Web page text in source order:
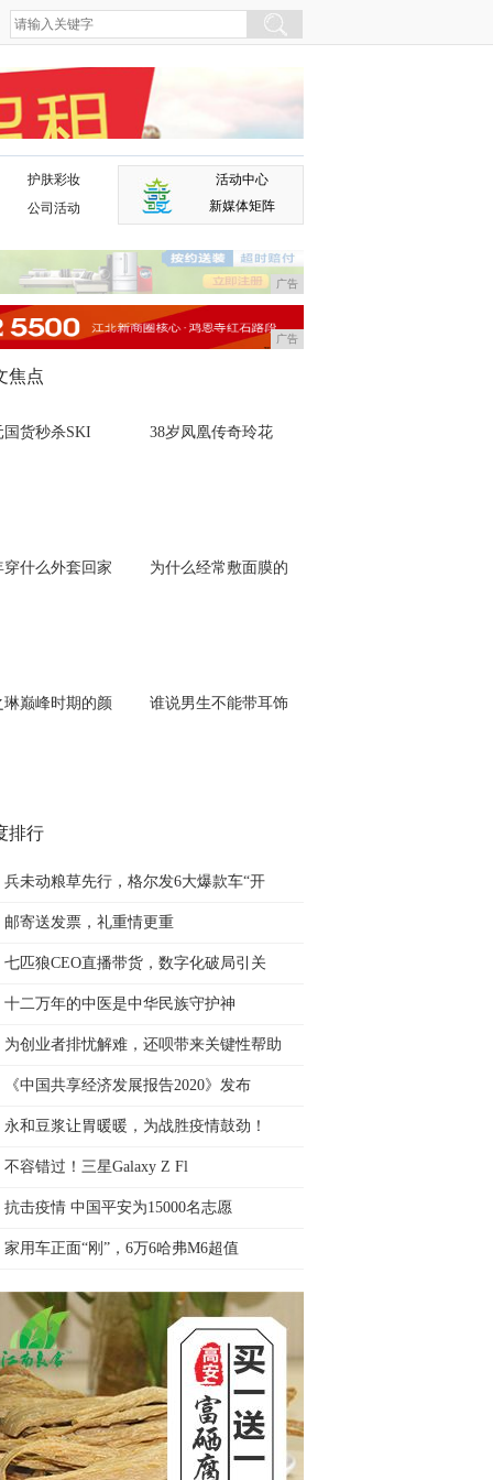
护肤彩妆
公司活动
活动中心
新媒体矩阵
广告
广告
焦点
国货秒杀SKI 38岁凤凰传奇玲花
穿什么外套回家 为什么经常敷面膜的
琳巅峰时期的颜 谁说男生不能带耳饰
排行
兵未动粮草先行，格尔发6大爆款车“开
邮寄送发票，礼重情更重
七匹狼CEO直播带货，数字化破局引关
十二万年的中医是中华民族守护神
为创业者排忧解难，还呗带来关键性帮助
《中国共享经济发展报告2020》发布
永和豆浆让胃暖暖，为战胜疫情鼓劲！
不容错过！三星Galaxy Z Fl
抗击疫情 中国平安为15000名志愿
家用车正面“刚”，6万6哈弗M6超值